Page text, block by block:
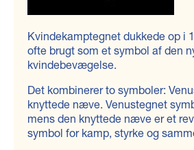
Kvindekamptegnet dukkede op i
ofte brugt som et symbol af den
kvindebevægelse.
Det kombinerer to symboler:
knyttede næve. Venustegnet
mens den knyttede næve er et
symbol for kamp, styrke og